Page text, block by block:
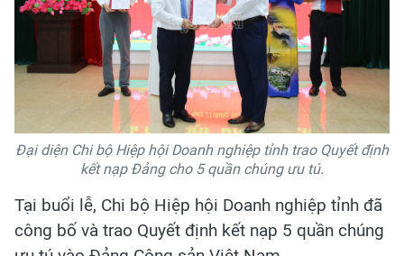
Đại diện Chi bộ Hiệp hội Doanh nghiệp tỉnh trao Quyết định
kết nạp Đảng cho 5 quần chúng ưu tú.
Tại buổi lễ, Chi bộ Hiệp hội Doanh nghiệp tỉnh đã
công bố và trao Quyết định kết nạp 5 quần chúng